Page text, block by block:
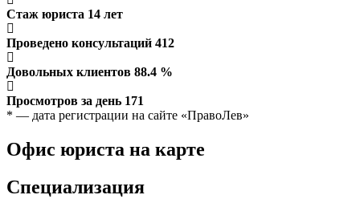
Стаж юриста 14 лет
Проведено консультаций 412
Довольных клиентов 88.4 %
Просмотров за день 171
* — дата регистрации на сайте «ПравоЛев»
Офис юриста на карте
Специализация